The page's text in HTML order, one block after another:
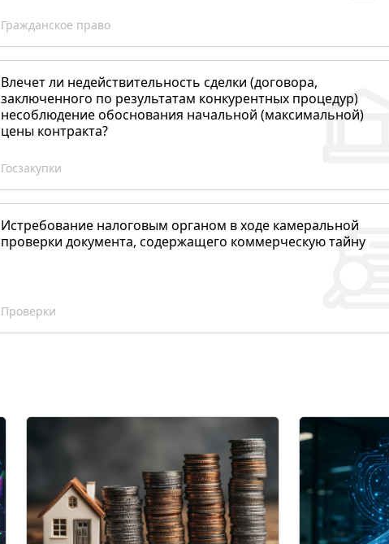
Гражданское право
Влечет ли недействительность сделки (договора,
заключенного по результатам конкурентных процедур)
несоблюдение обоснования начальной (максимальной)
цены контракта?
Госзакупки
Истребование налоговым органом в ходе камеральной
проверки документа, содержащего коммерческую тайну
Проверки